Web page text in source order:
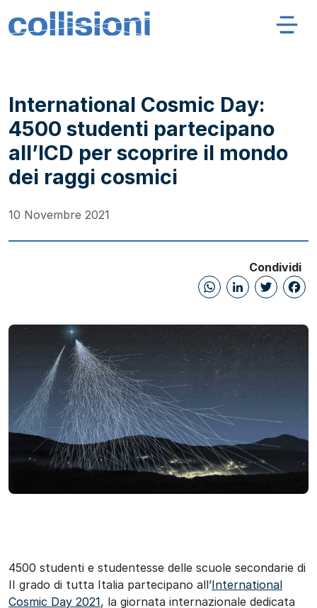
Salta al contenuto
Navigazione principale
International Cosmic Day:
4500 studenti partecipano
all’ICD per scoprire il mondo
dei raggi cosmici
10 Novembre 2021
Condividi
4500 studenti e studentesse delle scuole secondarie di
II grado di tutta Italia partecipano all’International
Cosmic Day 2021, la giornata internazionale dedicata